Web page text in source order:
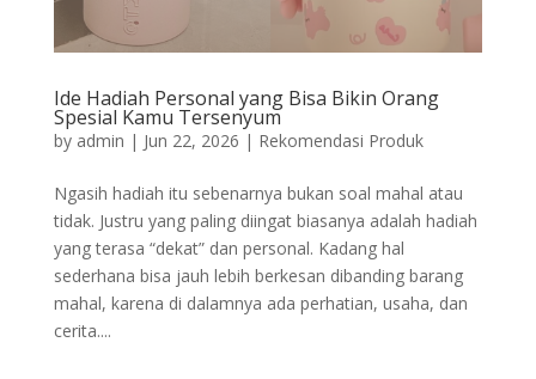
Ide Hadiah Personal yang Bisa Bikin Orang
Spesial Kamu Tersenyum
by admin | Jun 22, 2026 | Rekomendasi Produk
Ngasih hadiah itu sebenarnya bukan soal mahal atau
tidak. Justru yang paling diingat biasanya adalah hadiah
yang terasa “dekat” dan personal. Kadang hal
sederhana bisa jauh lebih berkesan dibanding barang
mahal, karena di dalamnya ada perhatian, usaha, dan
cerita....